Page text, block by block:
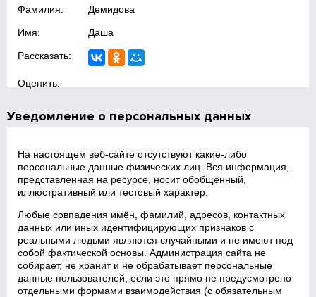
Фамилия: Демидова
Имя: Даша
Рассказать:
Оценить:
Уведомление о персональных данных
На настоящем веб‑сайте отсутствуют какие‑либо
персональные данные физических лиц. Вся информация,
представленная на ресурсе, носит обобщённый,
иллюстративный или тестовый характер.
Любые совпадения имён, фамилий, адресов, контактных
данных или иных идентифицирующих признаков с
реальными людьми являются случайными и не имеют под
собой фактической основы. Администрация сайта не
собирает, не хранит и не обрабатывает персональные
данные пользователей, если это прямо не предусмотрено
отдельными формами взаимодействия (с обязательным